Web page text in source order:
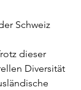
Schweiz
dieser
Diversität